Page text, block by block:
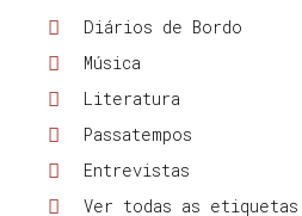
Diários de Bordo
Música
Literatura
Passatempos
Entrevistas
Ver todas as etiquetas